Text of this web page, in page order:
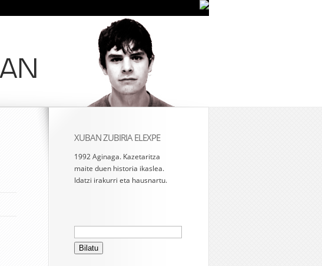
XUBAN ZUBIRIA ELEXPE
1992 Aginaga. Kazetaritza
maite duen historia ikaslea.
Idatzi irakurri eta hausnartu.
Bilatu: